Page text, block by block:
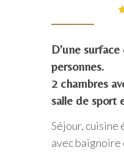
D’une
personnes.
2 chambres
salle de sport
Séjour, cuisine
avec